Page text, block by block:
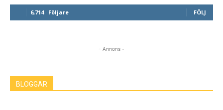
6,714 Följare FÖLJ
- Annons -
BLOGGAR